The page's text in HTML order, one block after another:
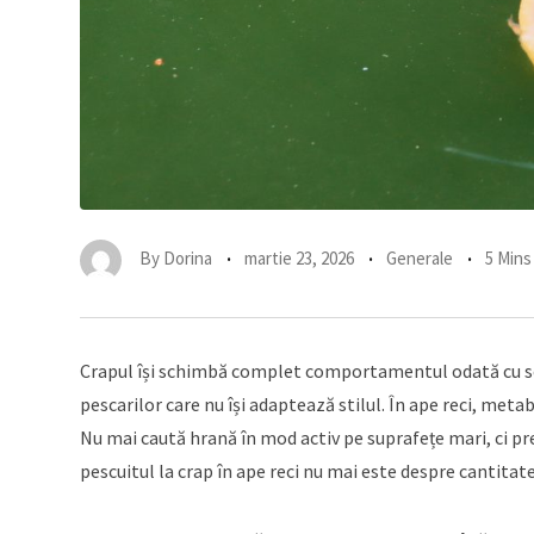
By Dorina martie 23, 2026 Generale 5
Crapul își schimbă complet comportamentul odată cu
pescarilor care nu își adaptează stilul. În ape reci,
Nu mai caută hrană în mod activ pe suprafețe mari, ci
pescuitul la crap în ape reci nu mai este despre